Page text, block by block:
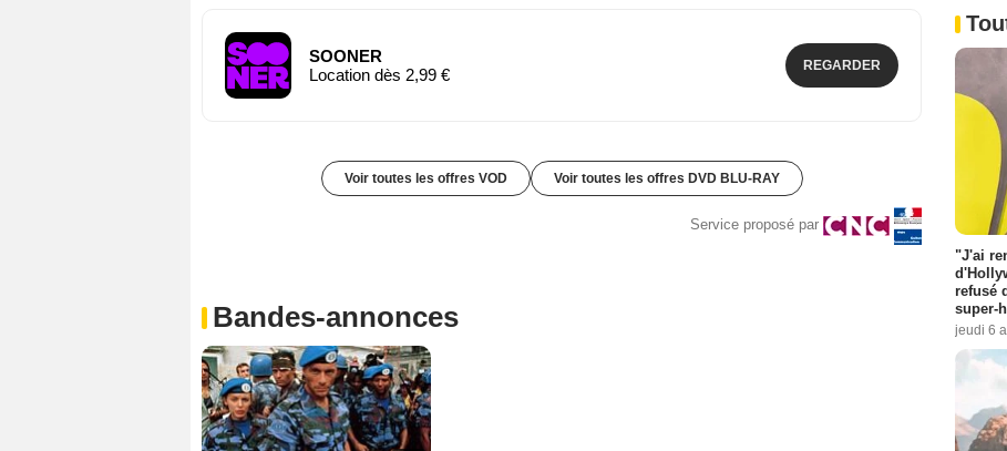
SOONER
Location dès 2,99 €
REGARDER
Voir toutes les offres VOD Voir toutes les offres DVD BLU-RAY
Service proposé par
Bandes-annonces
"J'ai
refusé
super-
jeudi 6